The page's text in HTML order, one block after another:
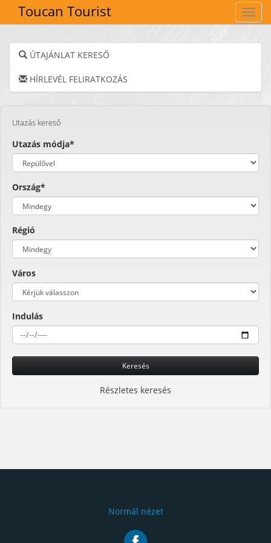
Toucan Tourist
ÚTAJÁNLAT KERESŐ
HÍRLEVÉL FELIRATKOZÁS
Utazás kereső
Utazás módja*
Ország*
Régió
Város
Indulás
Keresés
Részletes keresés
Normál nézet